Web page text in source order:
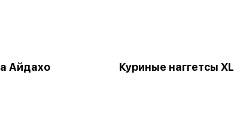
Айдахо Куриные наггетсы XL